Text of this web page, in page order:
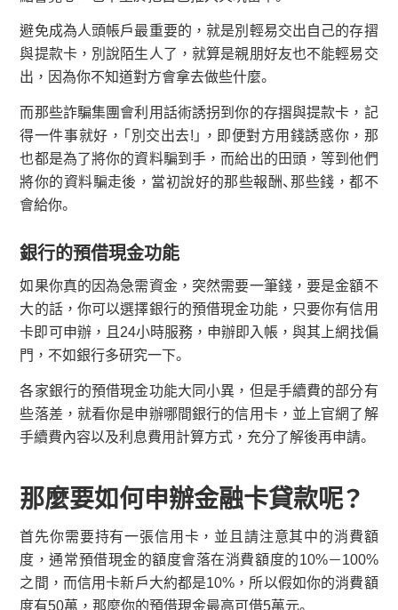
避免成為人頭帳戶最重要的，就是別輕易交出自己的存摺
與提款卡，別說陌生人了，就算是親朋好友也不能輕易交
出，因為你不知道對方會拿去做些什麼。
而那些詐騙集團會利用話術誘拐到你的存摺與提款卡，記
得一件事就好，「別交出去!」，即便對方用錢誘惑你，那
也都是為了將你的資料騙到手，而給出的田頭，等到他們
將你的資料騙走後，當初說好的那些報酬、那些錢，都不
會給你。
銀行的預借現金功能
如果你真的因為急需資金，突然需要一筆錢，要是金額不
大的話，你可以選擇銀行的預借現金功能，只要你有信用
卡即可申辦，且24小時服務，申辦即入帳，與其上網找偏
門，不如銀行多研究一下。
各家銀行的預借現金功能大同小異，但是手續費的部分有
些落差，就看你是申辦哪間銀行的信用卡，並上官網了解
手續費內容以及利息費用計算方式，充分了解後再申請。
那麼要如何申辦金融卡貸款呢？
首先你需要持有一張信用卡，並且請注意其中的消費額
度，通常預借現金的額度會落在消費額度的10%－100%
之間，而信用卡新戶大約都是10%，所以假如你的消費額
度有50萬，那麼你的預借現金最高可借5萬元。